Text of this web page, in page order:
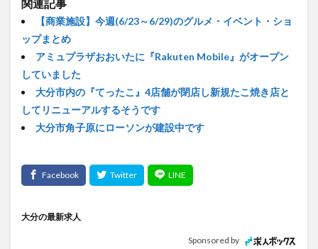
関連記事
【商業施設】今週(6/23～6/29)のグルメ・イベント・ショ
ップまとめ
アミュプラザおおいたに『Rakuten Mobile』がオープン
していました
大分市内の『てったこ』4店舗が閉店し新規たこ焼き店と
してリニューアルするそうです
大分市角子原にローソンが建設中です
大分の最新求人
Sponsored by